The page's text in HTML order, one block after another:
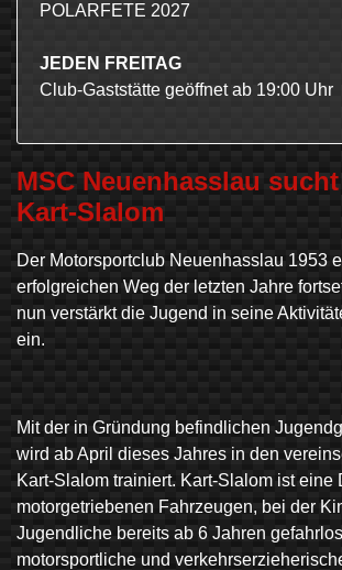
POLARFETE 2027
JEDEN FREITAG
Club-Gaststätte geöffnet ab 19:00 Uhr
MSC Neuenhasslau
Kart-Slalom
Der Motorsportclub Neuenhasslau 1953
erfolgreichen Weg der letzten Jahre
nun verstärkt die Jugend in seine
ein.
Mit der in Gründung befindlichen
wird ab April dieses Jahres in den
Kart-Slalom trainiert. Kart-Slalom ist eine
motorgetriebenen Fahrzeugen, bei der
Jugendliche bereits ab 6 Jahren
motorsportliche und